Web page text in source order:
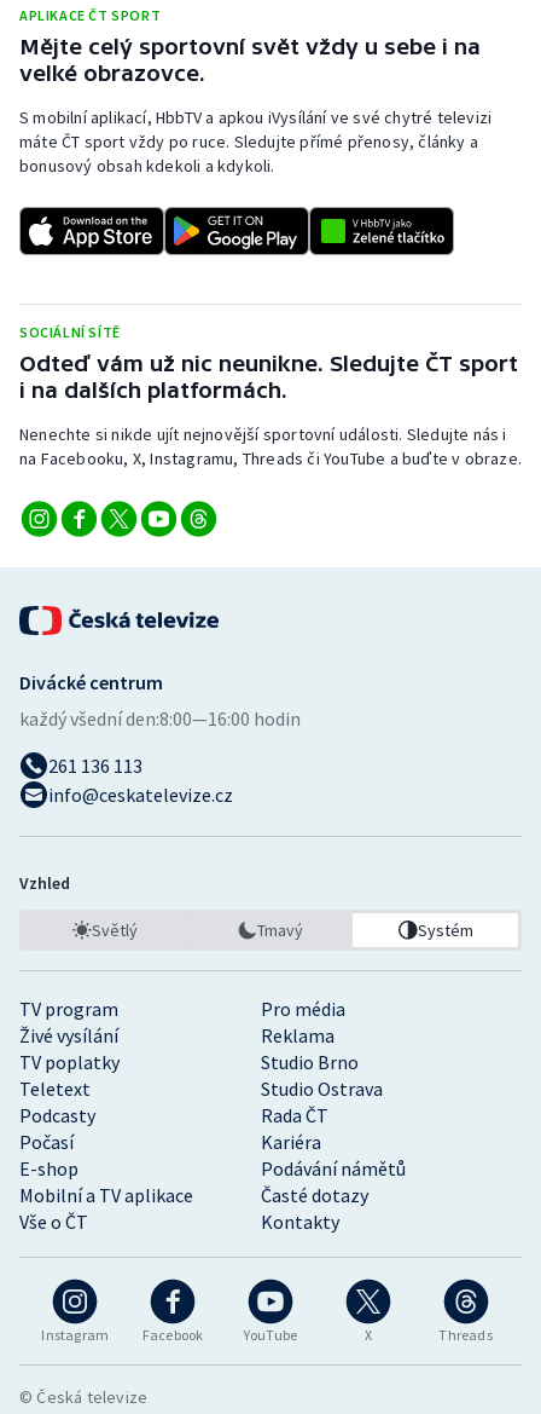
APLIKACE ČT SPORT
Mějte celý sportovní svět vždy u sebe i na
velké obrazovce.
S mobilní aplikací, HbbTV a apkou iVysílání ve své chytré televizi
máte ČT sport vždy po ruce. Sledujte přímé přenosy, články a
bonusový obsah kdekoli a kdykoli.
SOCIÁLNÍ SÍTĚ
Odteď vám už nic neunikne. Sledujte ČT sport
i na dalších platformách.
Nenechte si nikde ujít nejnovější sportovní události. Sledujte nás i
na Facebooku, X, Instagramu, Threads či YouTube a buďte v obraze.
Instagram Facebook YouTube X Threads
TV program
Pro média
Živé vysílání
Reklama
TV poplatky
Studio Brno
Teletext
Studio Ostrava
Podcasty
Rada ČT
Počasí
Kariéra
E-shop
Podávání námětů
Mobilní a TV aplikace
Časté dotazy
Vše o ČT
Kontakty
Divácké centrum
každý všední den:8:00—16:00 hodin
261 136 113
info@ceskatelevize.cz
Vzhled
Světlý Tmavý Systém
© Česká televize